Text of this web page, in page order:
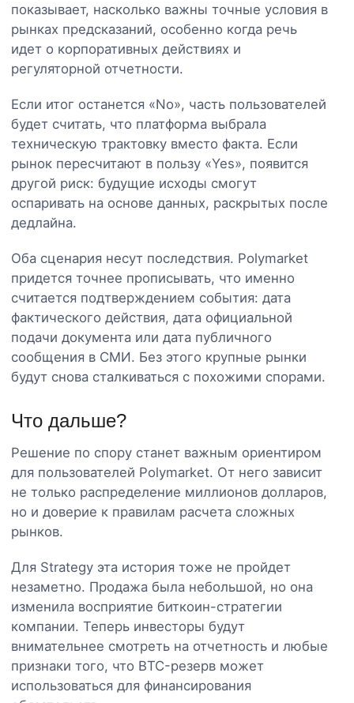
показывает, насколько важны точные условия в
рынках предсказаний, особенно когда речь
идет о корпоративных действиях и
регуляторной отчетности.
Если итог останется «No», часть пользователей
будет считать, что платформа выбрала
техническую трактовку вместо факта. Если
рынок пересчитают в пользу «Yes», появится
другой риск: будущие исходы смогут
оспаривать на основе данных, раскрытых после
дедлайна.
Оба сценария несут последствия. Polymarket
придется точнее прописывать, что именно
считается подтверждением события: дата
фактического действия, дата официальной
подачи документа или дата публичного
сообщения в СМИ. Без этого крупные рынки
будут снова сталкиваться с похожими спорами.
Что дальше?
Решение по спору станет важным ориентиром
для пользователей Polymarket. От него зависит
не только распределение миллионов долларов,
но и доверие к правилам расчета сложных
рынков.
Для Strategy эта история тоже не пройдет
незаметно. Продажа была небольшой, но она
изменила восприятие биткоин-стратегии
компании. Теперь инвесторы будут
внимательнее смотреть на отчетность и любые
признаки того, что BTC-резерв может
использоваться для финансирования